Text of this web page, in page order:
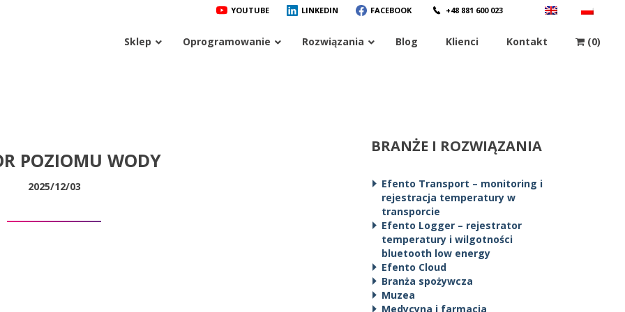
YOUTUBE LINKEDIN FACEBOOK +48 881 600 023
Sklep Oprogramowanie Rozwiązania Blog Klienci Kontakt (0)
POZIOMU WODY
2025/12/03
BRANŻE I ROZWIĄZANIA
Efento Transport – monitoring i
rejestracja temperatury w
transporcie
Efento Logger – rejestrator
temperatury i wilgotności
bluetooth low energy
Efento Cloud
Branża spożywcza
Muzea
Medycyna i farmacja